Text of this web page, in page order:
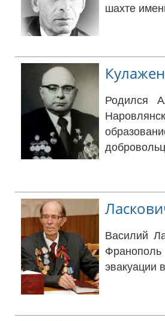
шахте
Родился
Василий
эвакуации